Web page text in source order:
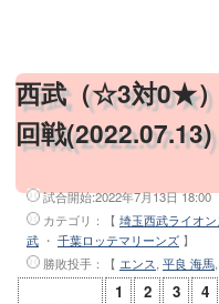
西武（☆3対0★
回戦
試合開始:2022年7月13日 18:00
カテゴリ：【 埼玉西武ライオ
武 ・ 千葉ロッテマリーンズ 】
勝敗投手 ：【 エンス, 平良 海馬,
1 2 3 4